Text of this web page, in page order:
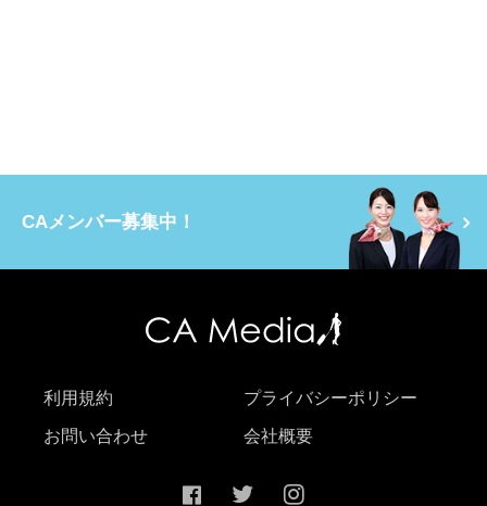
CAメンバー募集中！
利用規約 プライバシーポリシー
お問い合わせ 会社概要